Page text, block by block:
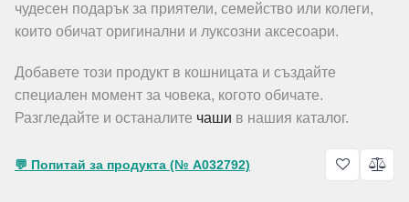
чудесен подарък за приятели, семейство или колеги,
които обичат оригинални и луксозни аксесоари.
Добавете този продукт в кошницата и създайте
специален момент за човека, когото обичате.
Разгледайте и останалите чаши в нашия каталог.
💬 Попитай за продукта (№ A032792)